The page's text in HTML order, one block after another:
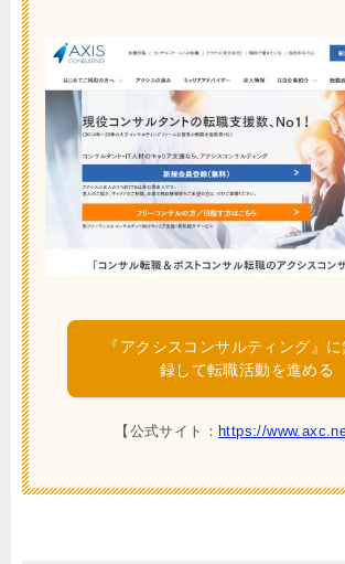
『アクシスコンサルティング』
録して転職活動を進める
【公式サイト： https://